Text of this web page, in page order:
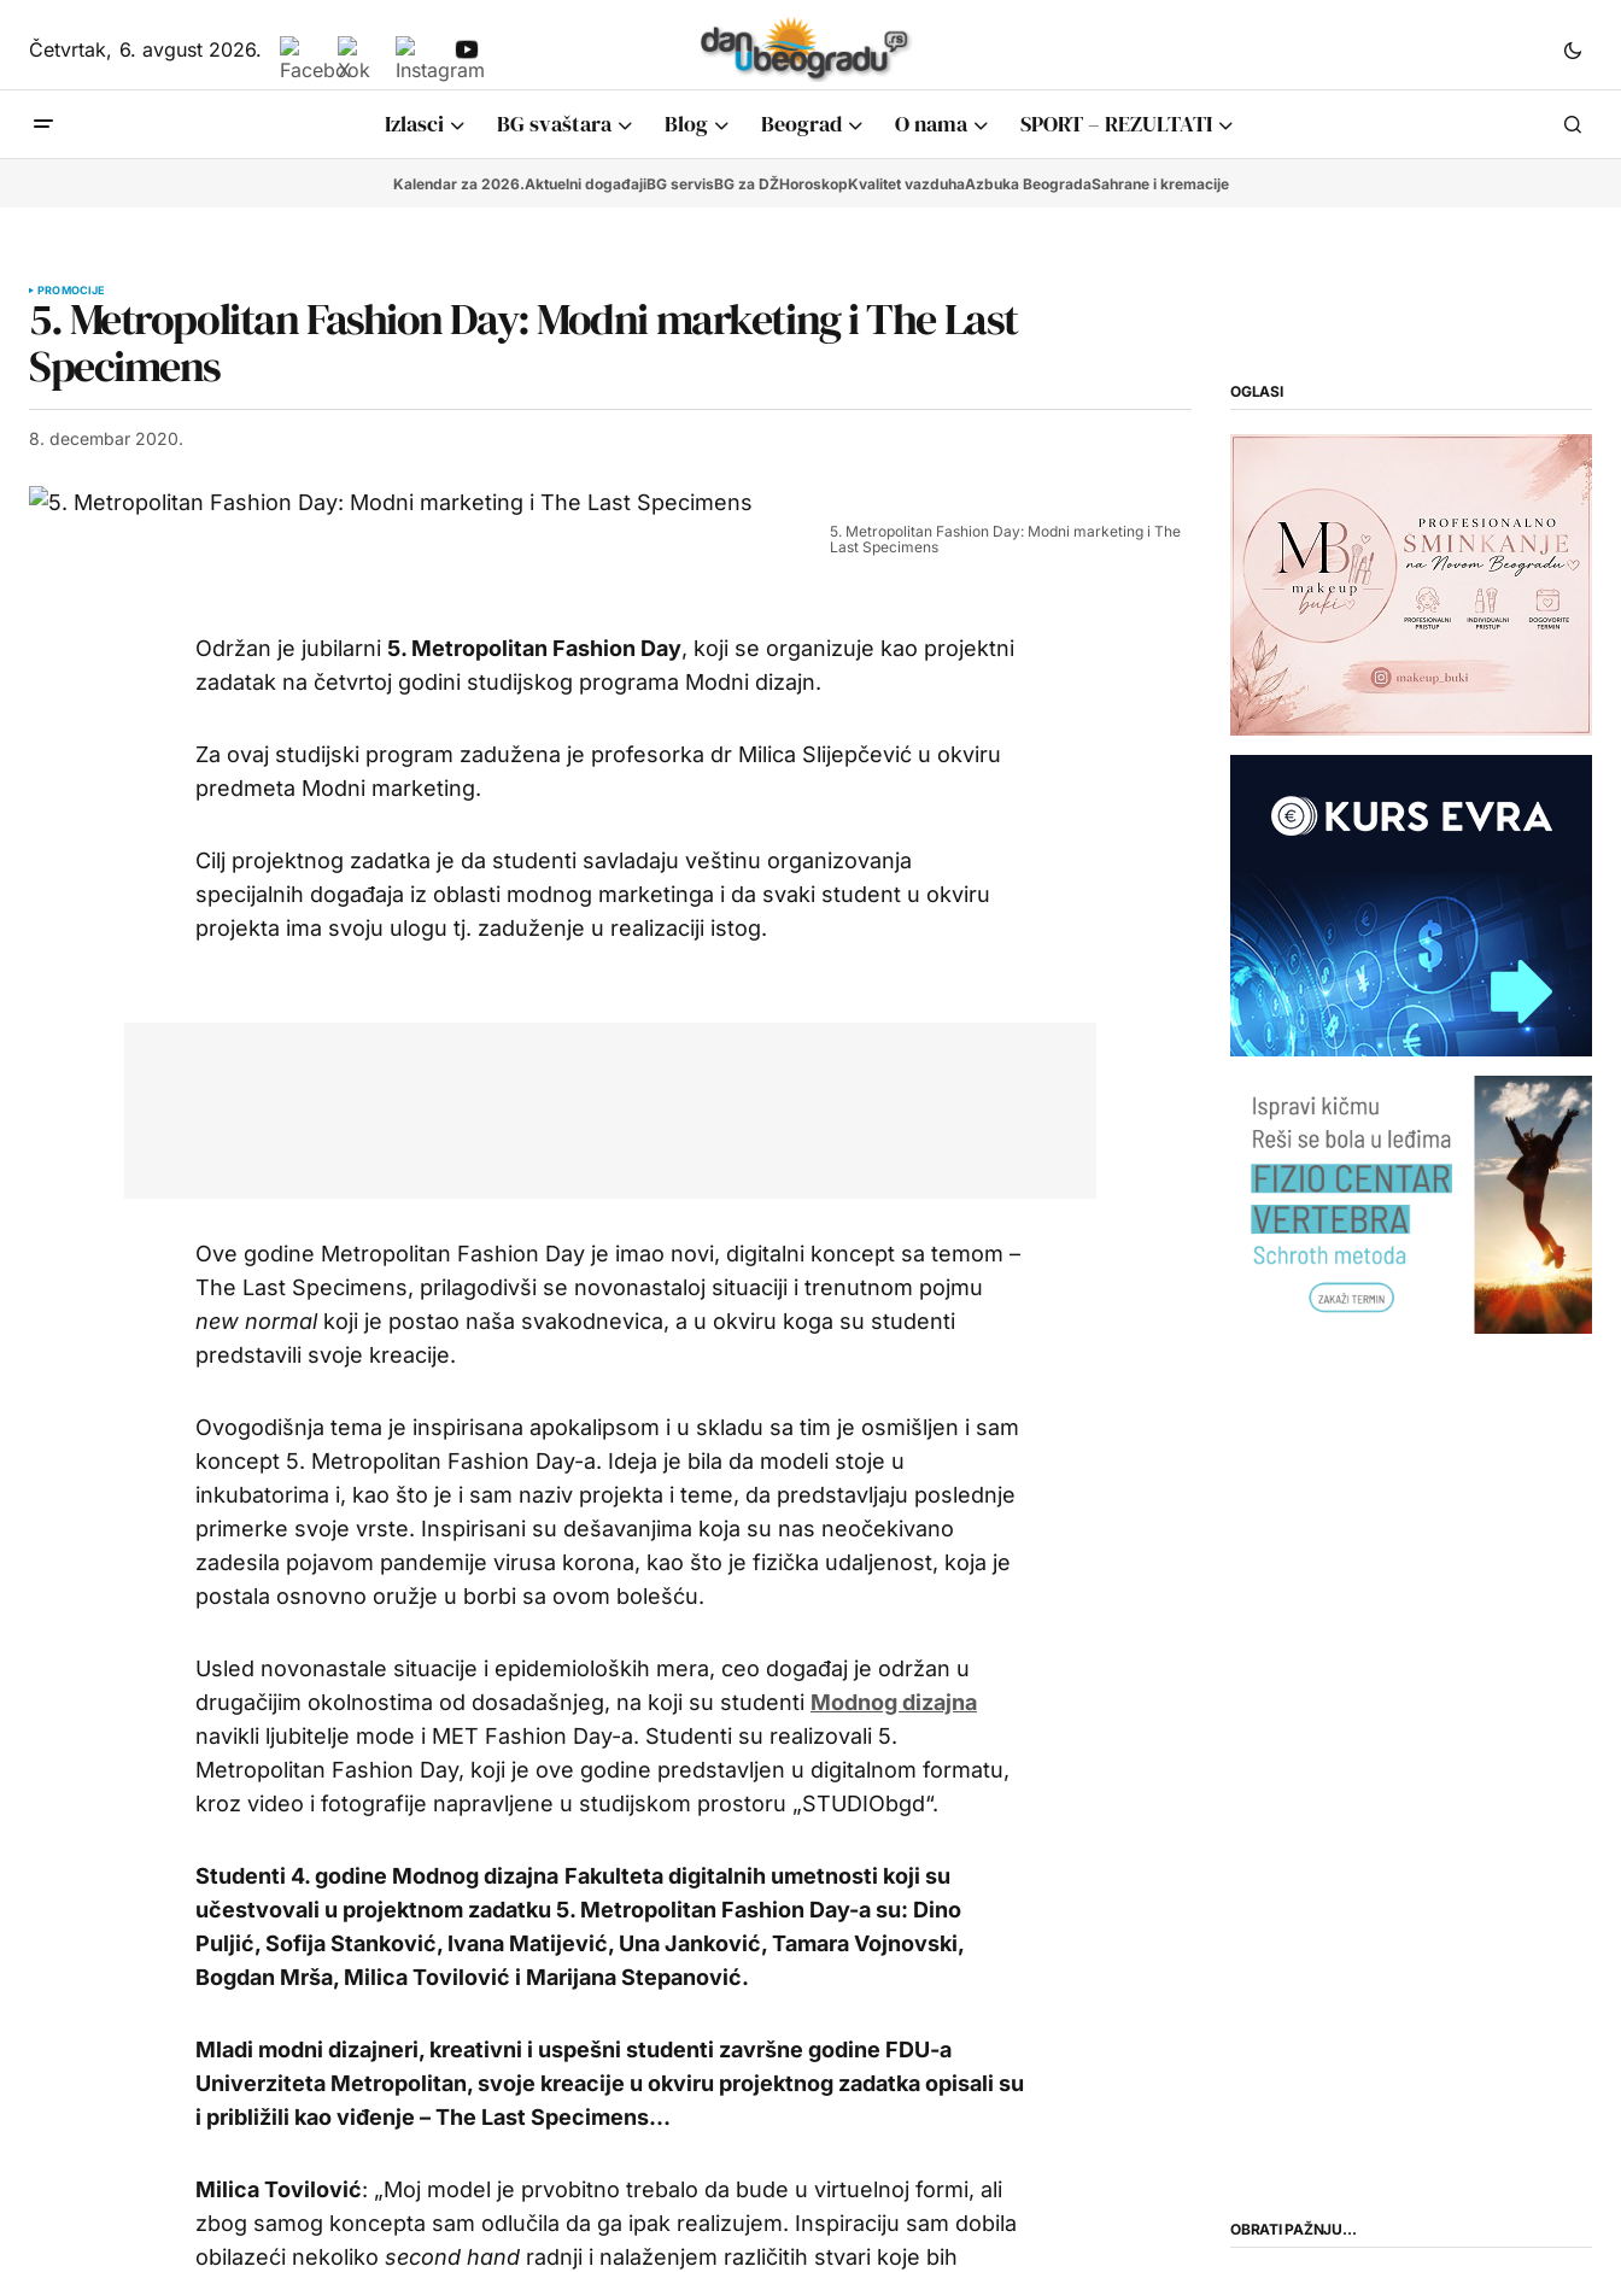
Četvrtak,6. avgust 2026.
Izlasci BG svaštara Blog Beograd O nama SPORT – REZULTATI
Kalendar za 2026.Aktuelni događajiBG servisBG za DŽHoroskopKvalitet vazduhaAzbuka BeogradaSahrane i kremacije
PROMOCIJE
5. Metropolitan Fashion Day: Modni marketing i The Last
Specimens
8. decembar 2020.
5. Metropolitan Fashion Day: Modni marketing i The
Last Specimens
Održan je jubilarni 5. Metropolitan Fashion Day, koji se organizuje kao projektni
zadatak na četvrtoj godini studijskog programa Modni dizajn.
Za ovaj studijski program zadužena je profesorka dr Milica Slijepčević u okviru
predmeta Modni marketing.
Cilj projektnog zadatka je da studenti savladaju veštinu organizovanja
specijalnih događaja iz oblasti modnog marketinga i da svaki student u okviru
projekta ima svoju ulogu tj. zaduženje u realizaciji istog.
Ove godine Metropolitan Fashion Day je imao novi, digitalni koncept sa temom –
The Last Specimens, prilagodivši se novonastaloj situaciji i trenutnom pojmu
new normalkoji je postao naša svakodnevica, a u okviru koga su studenti
predstavili svoje kreacije.
Ovogodišnja tema je inspirisana apokalipsom i u skladu sa tim je osmišljen i sam
koncept 5. Metropolitan Fashion Day-a. Ideja je bila da modeli stoje u
inkubatorima i, kao što je i sam naziv projekta i teme, da predstavljaju poslednje
primerke svoje vrste. Inspirisani su dešavanjima koja su nas neočekivano
zadesila pojavom pandemije virusa korona, kao što je fizička udaljenost, koja je
postala osnovno oružje u borbi sa ovom bolešću.
Usled novonastale situacije i epidemioloških mera, ceo događaj je održan u
drugačijim okolnostima od dosadašnjeg, na koji su studenti Modnog dizajna
navikli ljubitelje mode i MET Fashion Day-a. Studenti su realizovali 5.
Metropolitan Fashion Day, koji je ove godine predstavljen u digitalnom formatu,
kroz video i fotografije napravljene u studijskom prostoru „STUDIObgd“.
Studenti 4. godine Modnog dizajna Fakulteta digitalnih umetnosti koji su
učestvovali u projektnom zadatku 5. Metropolitan Fashion Day-a su: Dino
Puljić, Sofija Stanković, Ivana Matijević, Una Janković, Tamara Vojnovski,
Bogdan Mrša, Milica Tovilović i Marijana Stepanović.
Mladi modni dizajneri, kreativni i uspešni studenti završne godine FDU-a
Univerziteta Metropolitan, svoje kreacije u okviru projektnog zadatka opisali su
i približili kao viđenje – The Last Specimens…
Milica Tovilović: „Moj model je prvobitno trebalo da bude u virtuelnoj formi, ali
zbog samog koncepta sam odlučila da ga ipak realizujem. Inspiraciju sam dobila
obilazeći nekoliko second hand radnji i nalaženjem različitih stvari koje bih
OGLASI
OBRATI PAŽNJU…